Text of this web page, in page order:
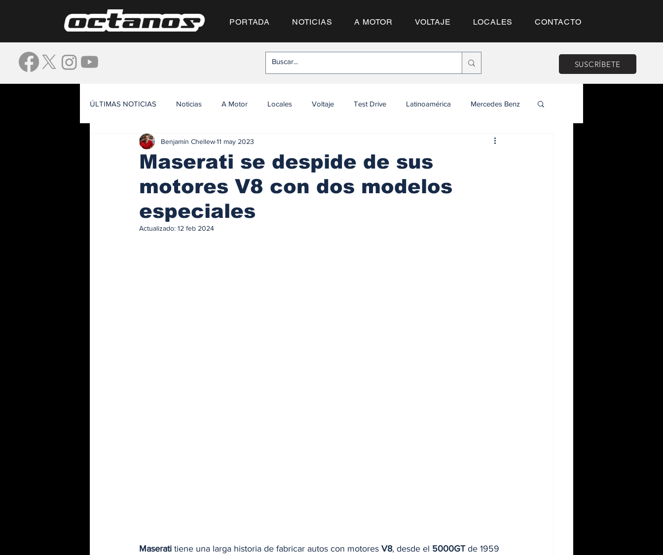
PORTADA NOTICIAS A MOTOR VOLTAJE LOCALES CONTACTO
SUSCRÍBETE
ÚLTIMAS NOTICIAS Noticias A Motor Locales Voltaje Test Drive Latinoamérica Mercedes Benz
Maserati se despide de sus
motores V8 con dos modelos
especiales
Benjamín Chellew11 may 2023
Actualizado: 12 feb 2024
Maserati tiene una larga historia de fabricar autos con motores V8, desde el 5000GT de 1959